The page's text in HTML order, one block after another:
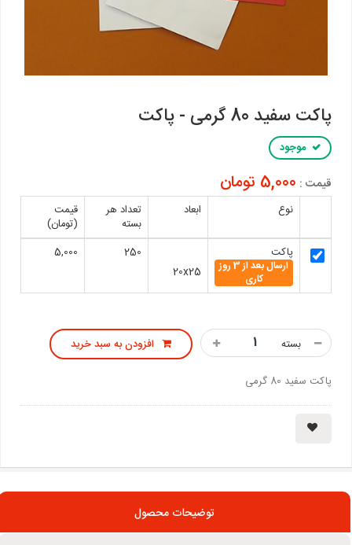
پاکت سفید 80 گرمی - پاکت
موجود
قیمت : 5,000 تومان
نوع ابعاد
تعداد هر
بسته
قیمت
(تومان)
پاکت
ارسال بعد از 3 روز
کاری
20x25
250
5,000
بسته افزودن به سبد خرید
پاکت سفید 80 گرمی
توضیحات محصول